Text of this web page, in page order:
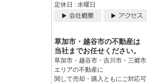
定休日 : 水曜日
草加市・越谷市の不動産は
当社までお任せください。
草加市・越谷市・吉川市・三郷市
エリアの不動産に
関して売却・購入ともにご対応可